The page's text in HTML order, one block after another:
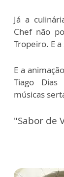
Já a
Chef não
Tropeiro. E
E a
Tiago
músicas
"Sabor de